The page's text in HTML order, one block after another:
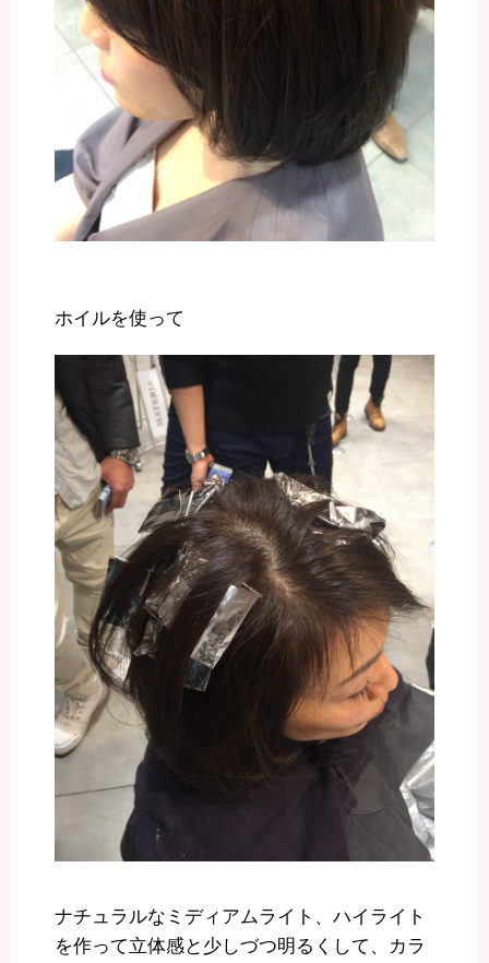
ホイルを使って
ナチュラルなミディアムライト、ハイライト
を作って立体感と少しづつ明るくして、カラ